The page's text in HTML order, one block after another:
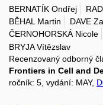
BERNATÍK Ondřej
BĚHAL Martin
DAVE
ČERNOHORSKÁ Nicole
BRYJA Vítězslav
Recenzovaný odborný
Frontiers in Cell and
ročník: 5, vydání: MAY,